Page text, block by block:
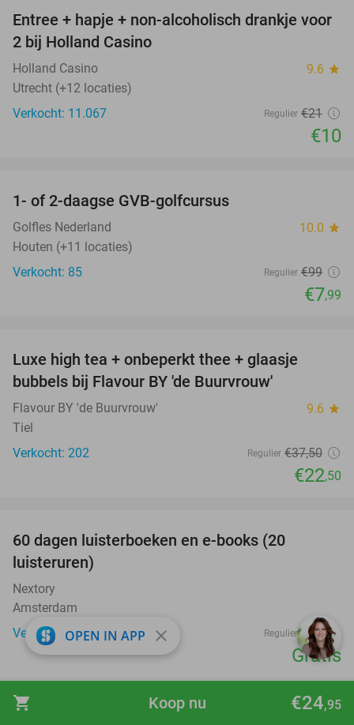
shopping_cart €24,95
Koop nu
52%
Entree + hapje + non-alcoholisch drankje voor
2 bij Holland Casino
Holland Casino 9.6 star
Utrecht (+12 locaties)
Verkocht: 11.067
Regulier €21
€10
1- of 2-daagse GVB-golfcursus
Golfles Nederland 10.0 star
Houten (+11 locaties)
Verkocht: 85
Regulier €99
€7,99
Luxe high tea + onbeperkt thee + glaasje
bubbels bij Flavour BY 'de Buurvrouw'
Flavour BY 'de Buurvrouw' 9.6 star
Tiel
Verkocht: 202
Regulier €37,50
€22,50
60 dagen luisterboeken en e-books (20
luisteruren)
Nextory
Amsterdam
Verkocht: 6.459
Regulier €24
Gratis
OPEN IN APP close